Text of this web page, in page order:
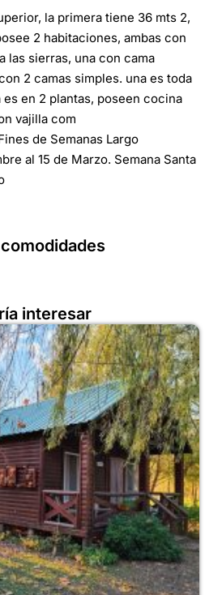
la primera tiene 36 mts 2,
2 habitaciones, ambas con
las sierras, una con cama
2 camas simples. una es toda
es en 2 plantas, poseen cocina
vajilla com
de Semanas Largo
al 15 de Marzo. Semana Santa
interesar